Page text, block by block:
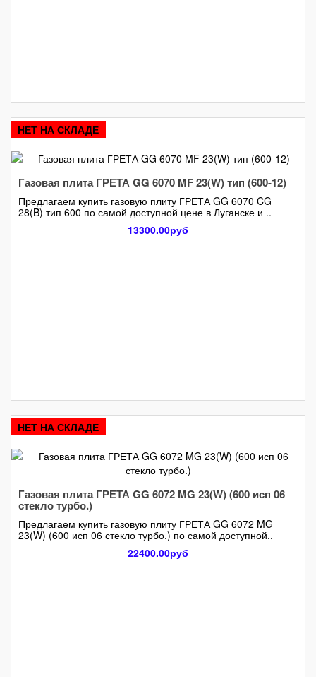
НЕТ НА СКЛАДЕ
Газовая плита ГРЕТА GG 6070 MF 23(W) тип (600-12)
Предлагаем купить газовую плиту ГРЕТА GG 6070 CG
28(B) тип 600 по самой доступной цене в Луганске и ..
13300.00руб
НЕТ НА СКЛАДЕ
Газовая плита ГРЕТА GG 6072 MG 23(W) (600 исп 06
стекло турбо.)
Предлагаем купить газовую плиту ГРЕТА GG 6072 MG
23(W) (600 исп 06 стекло турбо.) по самой доступной..
22400.00руб